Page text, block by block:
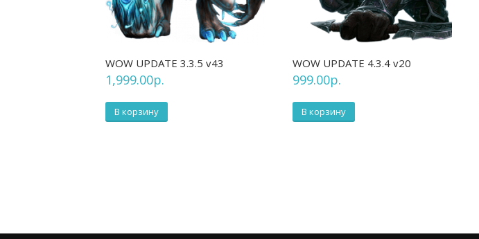
WOW UPDATE 3.3.5 v43
1,999.00р.
В корзину
WOW UPDATE 4.3.4 v20
999.00р.
В корзину